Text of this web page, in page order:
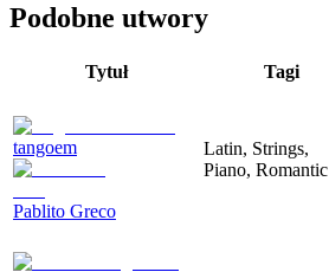
Podobne utwory
Tytuł Tagi
tangoem
Pablito Greco
Latin, Strings,
Piano, Romantic